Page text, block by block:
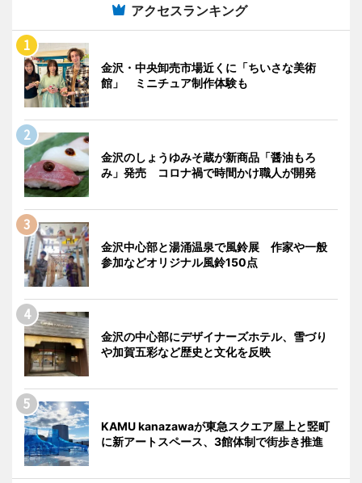
アクセスランキング
金沢・中央卸売市場近くに「ちいさな美術
館」 ミニチュア制作体験も
金沢のしょうゆみそ蔵が新商品「醤油もろ
み」発売 コロナ禍で時間かけ職人が開発
金沢中心部と湯涌温泉で風鈴展 作家や一般
参加などオリジナル風鈴150点
金沢の中心部にデザイナーズホテル、雪づり
や加賀五彩など歴史と文化を反映
KAMU kanazawaが東急スクエア屋上と竪町
に新アートスペース、3館体制で街歩き推進